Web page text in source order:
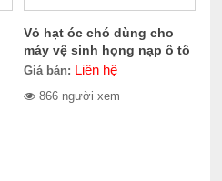
Vỏ hạt óc chó dùng cho
máy vệ sinh họng nạp ô tô
CERES CE-100.1011
Giá bán: Liên hệ
866 người xem